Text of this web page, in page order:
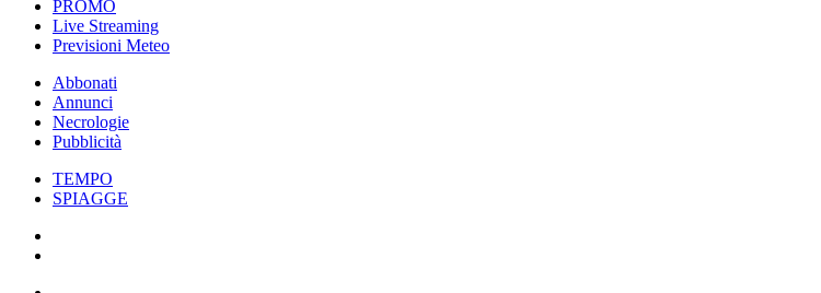
PROMO
Live Streaming
Previsioni Meteo
Abbonati
Annunci
Necrologie
Pubblicità
TEMPO
SPIAGGE